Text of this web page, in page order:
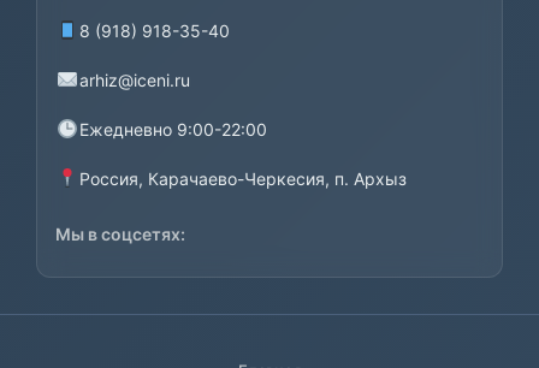
8 (918) 918-35-40
arhiz@iceni.ru
Ежедневно 9:00-22:00
Россия, Карачаево-Черкесия, п. Архыз
Мы в соцсетях: